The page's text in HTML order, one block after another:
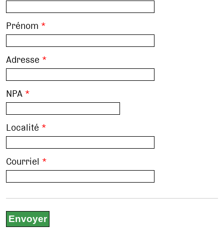
Prénom *
Adresse *
NPA *
Localité *
Courriel *